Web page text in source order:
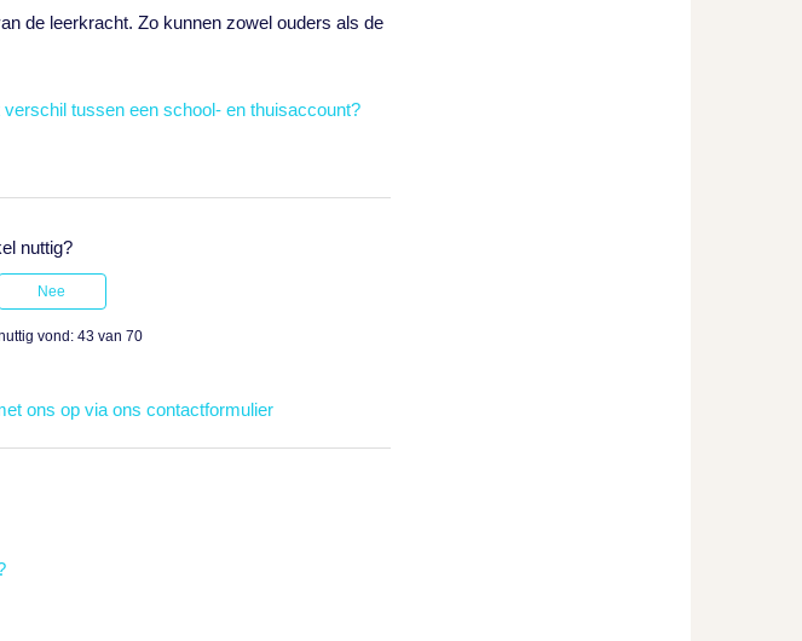
de leerkracht. Zo kunnen zowel ouders als de
verschil tussen een school- en thuisaccount?
nuttig?
vond: 43 van 70
ons op via ons contactformulier